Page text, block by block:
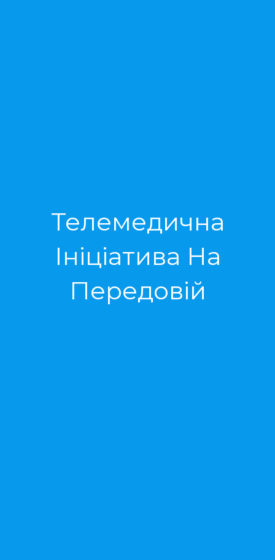
Телемедична
Ініціатива На
Передовій